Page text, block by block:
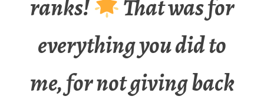
ranks!
That was for
everything you did to
me, for not giving back